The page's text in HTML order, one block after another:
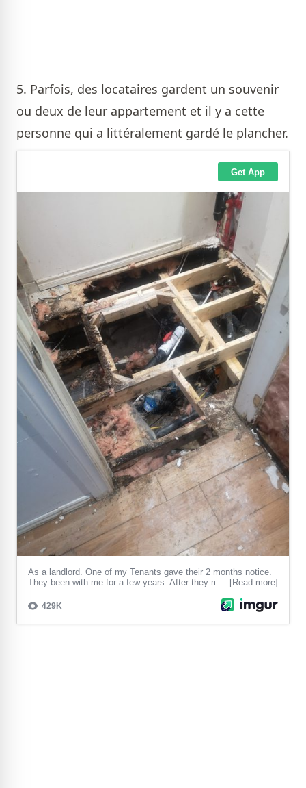
5. Parfois, des locataires gardent un souvenir
ou deux de leur appartement et il y a cette
personne qui a littéralement gardé le plancher.